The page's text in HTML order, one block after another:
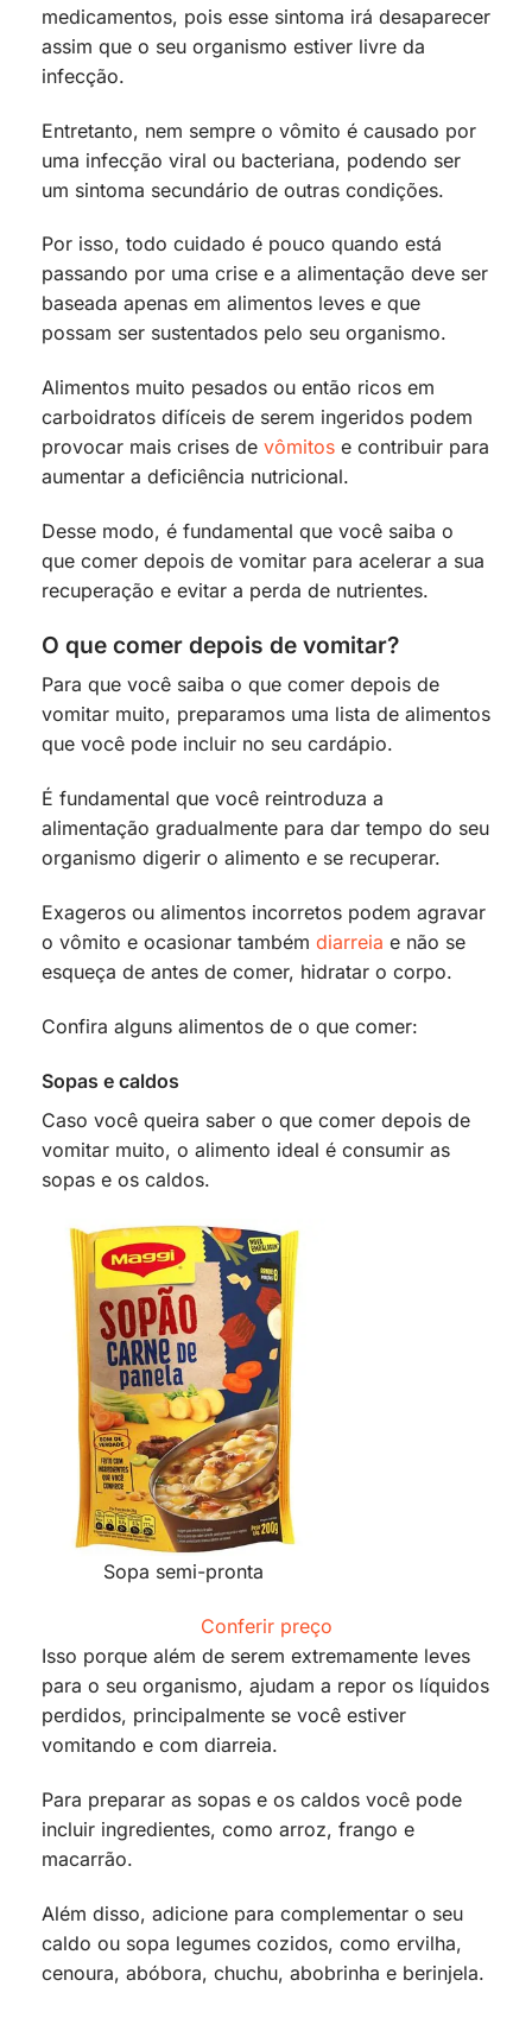
medicamentos, pois esse sintoma irá desaparecer
assim que o seu organismo estiver livre da
infecção.
Entretanto, nem sempre o vômito é causado por
uma infecção viral ou bacteriana, podendo ser
um sintoma secundário de outras condições.
Por isso, todo cuidado é pouco quando está
passando por uma crise e a alimentação deve ser
baseada apenas em alimentos leves e que
possam ser sustentados pelo seu organismo.
Alimentos muito pesados ou então ricos em
carboidratos difíceis de serem ingeridos podem
provocar mais crises de vômitos e contribuir para
aumentar a deficiência nutricional.
Desse modo, é fundamental que você saiba o
que comer depois de vomitar para acelerar a sua
recuperação e evitar a perda de nutrientes.
O que comer depois de vomitar?
Para que você saiba o que comer depois de
vomitar muito, preparamos uma lista de alimentos
que você pode incluir no seu cardápio.
É fundamental que você reintroduza a
alimentação gradualmente para dar tempo do seu
organismo digerir o alimento e se recuperar.
Exageros ou alimentos incorretos podem agravar
o vômito e ocasionar também diarreia e não se
esqueça de antes de comer, hidratar o corpo.
Confira alguns alimentos de o que comer:
Sopas e caldos
Caso você queira saber o que comer depois de
vomitar muito, o alimento ideal é consumir as
sopas e os caldos.
Sopa semi-pronta
Conferir preço
Isso porque além de serem extremamente leves
para o seu organismo, ajudam a repor os líquidos
perdidos, principalmente se você estiver
vomitando e com diarreia.
Para preparar as sopas e os caldos você pode
incluir ingredientes, como arroz, frango e
macarrão.
Além disso, adicione para complementar o seu
caldo ou sopa legumes cozidos, como ervilha,
cenoura, abóbora, chuchu, abobrinha e berinjela.